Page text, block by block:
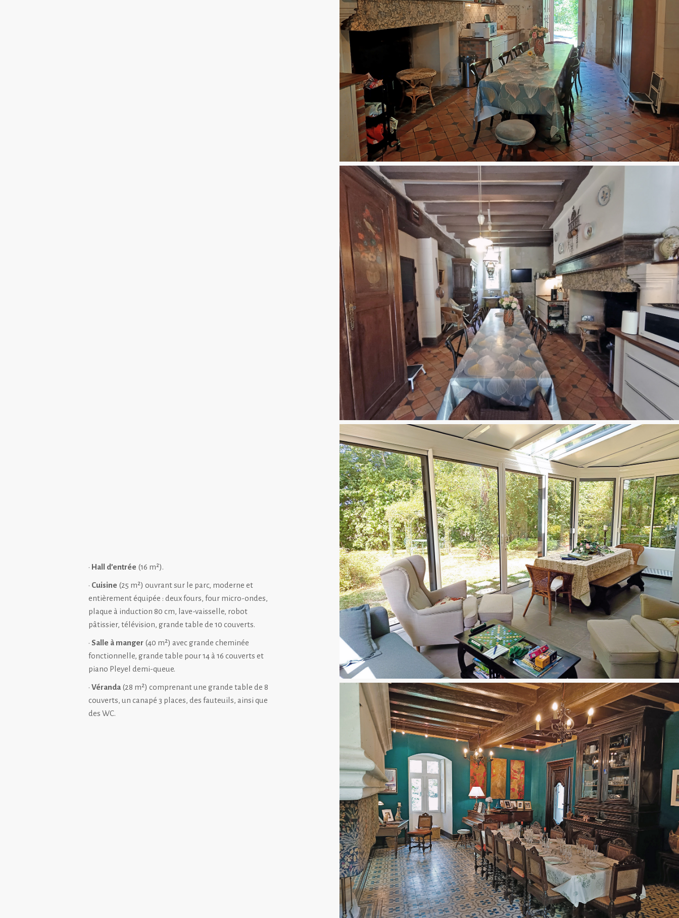
• Hall d’entrée (16 m²).
• Cuisine (25 m²) ouvrant sur le parc, moderne et
entièrement équipée : deux fours, four micro-ondes,
plaque à induction 80 cm, lave-vaisselle, robot
pâtissier, télévision, grande table de 10 couverts.
•Salle à manger (40 m²) avec grande cheminée
fonctionnelle, grande table pour 14 à 16 couverts et
piano Pleyel demi-queue.
•Véranda (28 m²) comprenant une grande table de 8
couverts, un canapé 3 places, des fauteuils, ainsi que
des WC.